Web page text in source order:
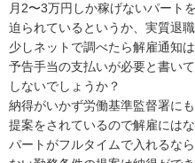
月2〜3万円しか稼げないパート
迫られているというか、実質退
少しネットで調べたら解雇通知
予告手当の支払いが必要と書い
しないでしょうか？
納得がいかず労働基準監督署に
提案をされているので解雇には
パートがフルタイムで入れるな